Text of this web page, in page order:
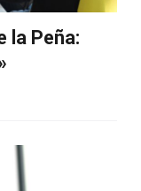
la Peña: